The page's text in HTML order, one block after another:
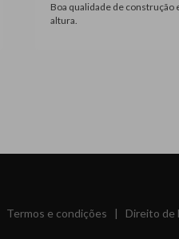
Boa qualidade de construção
altura.
Termos e condições | Direito de